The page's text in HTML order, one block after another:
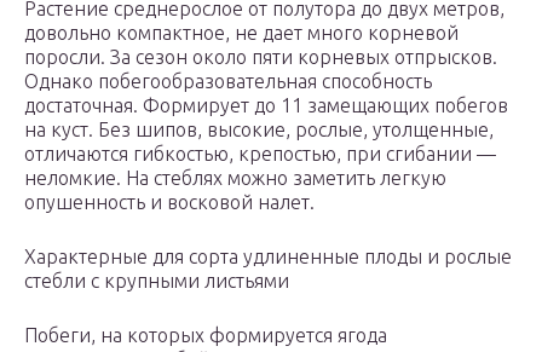
Растение среднерослое от полутора до двух метров,
довольно компактное, не дает много корневой
поросли. За сезон около пяти корневых отпрысков.
Однако побегообразовательная способность
достаточная. Формирует до 11 замещающих побегов
на куст. Без шипов, высокие, рослые, утолщенные,
отличаются гибкостью, крепостью, при сгибании —
неломкие. На стеблях можно заметить легкую
опушенность и восковой налет.
Характерные для сорта удлиненные плоды и рослые
стебли с крупными листьями
Побеги, на которых формируется ягода